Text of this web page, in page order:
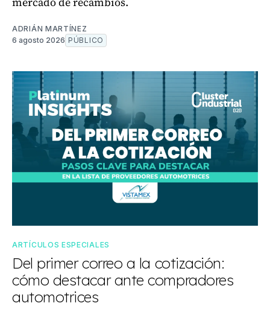
ADRIÁN MARTÍNEZ
6 agosto 2026 PÚBLICO
ARTÍCULOS ESPECIALES
Del primer correo a la cotización:
cómo destacar ante compradores
automotrices